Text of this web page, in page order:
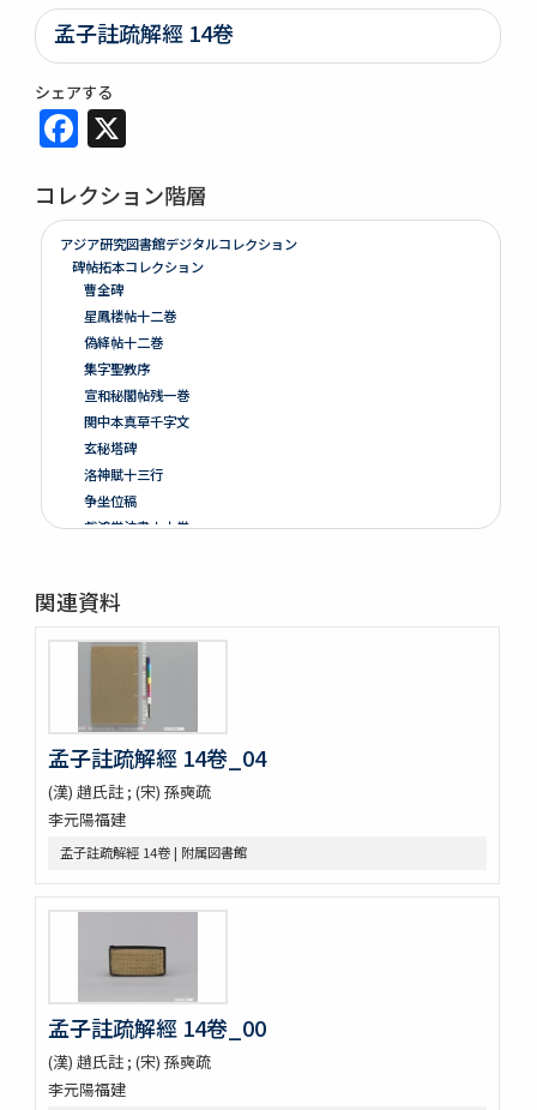
孟子註疏解經 14卷
シェアする
Facebook
コレクション階層
アジア研究図書館デジタルコレクション
碑帖拓本コレクション
曹全碑
星鳳楼帖十二巻
偽絳帖十二巻
集字聖教序
宣和秘閣帖残一巻
関中本真草千字文
玄秘塔碑
洛神賦十三行
争坐位稿
戯鴻堂法書十六巻
偽絳帖残一巻
拪先塋記
顔氏家廟碑
争坐位稿
古今歴代法帖
朴彭年草書千字文
金麟厚草書千字文
水滸伝コレクション
新刻全像忠義水滸誌伝二十五巻一百十五回
水滸傳全本 三十巻 [漢籍：D（貴重書）]
新刻全像水滸傳 二十五巻一百十五回
忠義水滸全書 一百二十回首一巻図一巻坿宣和遺事一巻
忠義水滸全書 一百二十回存四回
忠義水滸全伝 百二十回
忠義水滸全伝 120回図1卷,宣和遺事 1卷
関連資料
孟子註疏解經 14卷_04
(漢) 趙氏註 ; (宋) 孫奭疏
李元陽福建
孟子註疏解經 14卷 | 附属図書館
孟子註疏解經 14卷_00
(漢) 趙氏註 ; (宋) 孫奭疏
李元陽福建